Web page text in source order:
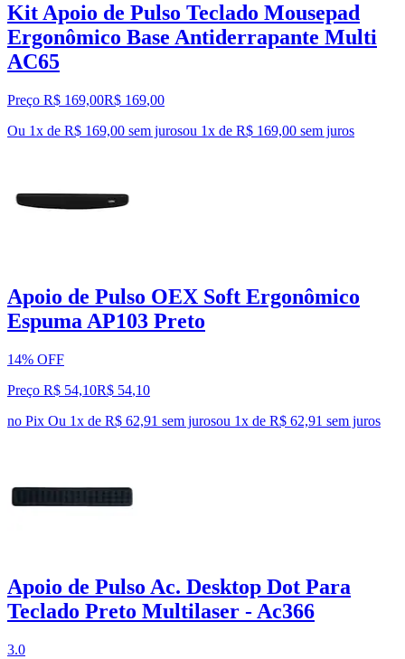
Kit Apoio de Pulso Teclado Mousepad
Ergonômico Base Antiderrapante Multi
AC65
Preço R$ 169,00R$ 169,00
Ou 1x de R$ 169,00 sem jurosou 1x de R$ 169,00 sem juros
Apoio de Pulso OEX Soft Ergonômico
Espuma AP103 Preto
14% OFF
Preço R$ 54,10R$ 54,10
no Pix Ou 1x de R$ 62,91 sem jurosou 1x de R$ 62,91 sem juros
Apoio de Pulso Ac. Desktop Dot Para
Teclado Preto Multilaser - Ac366
3.0